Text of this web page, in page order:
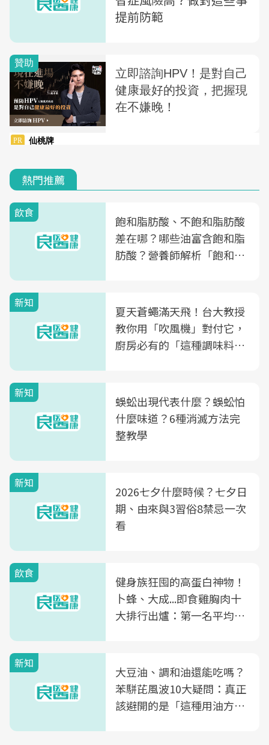
提前防範
熱門推薦
飲食
飽和脂肪酸、不飽和脂肪酸
差在哪？哪些油富含飽和脂
肪酸？營養師解析「飽和脂
新知
夏天蒼蠅滿天飛！台大教授
教你用「吹風機」對付它，
廚房必有的「這種調味料」
新知
蜈蚣出現代表什麼？蜈蚣怕
什麼味道？6種消滅方法完
整教學
新知
2026七夕什麼時候？七夕日
期、由來與3習俗8禁忌一次
看
飲食
健身族狂囤的高蛋白神物！
卜蜂、大成...即食雞胸肉十
大排行出爐：第一名平均一
新知
大豆油、調和油還能吃嗎？
苯駢芘風波10大疑問：真正
該避開的是「這種用油方